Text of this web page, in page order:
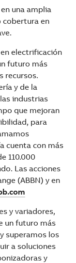
una amplia
cobertura en
electrificación
futuro más
recursos.
y de la
industrias
que mejoran
para
cuenta con más
110.000
Las acciones
(ABBN) y en
y variadores,
un futuro más
superamos los
a soluciones
y